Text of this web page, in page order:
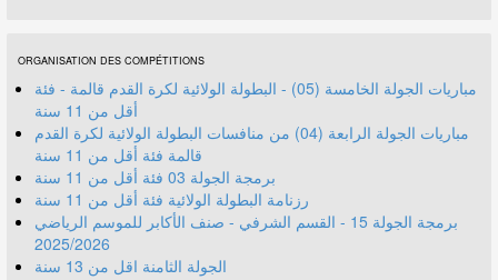
ORGANISATION DES COMPÉTITIONS
مباريات الجولة الخامسة (05) - البطولة الولائية لكرة القدم قالمة - فئة
أقل من 11 سنة
مباريات الجولة الرابعة (04) من منافسات البطولة الولائية لكرة القدم
قالمة فئة أقل من 11 سنة
برمجة الجولة 03 فئة أقل من 11 سنة
رزنامة البطولة الولائية فئة أقل من 11 سنة
برمجة الجولة 15 - القسم الشرفي - صنف الأكابر للموسم الرياضي
2025/2026
الجولة الثامنة اقل من 13 سنة